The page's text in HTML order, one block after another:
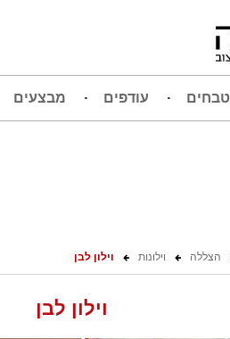
עודפים מבצעים
הצללה וילונות וילון לבן
וילון לבן